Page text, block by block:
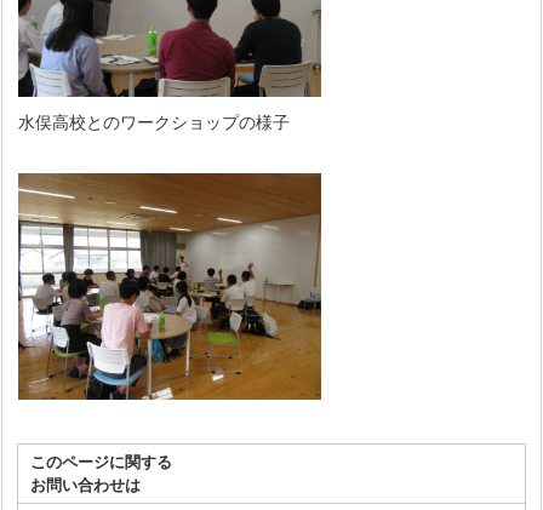
水俣高校とのワークショップの様子
このページに関する
お問い合わせは